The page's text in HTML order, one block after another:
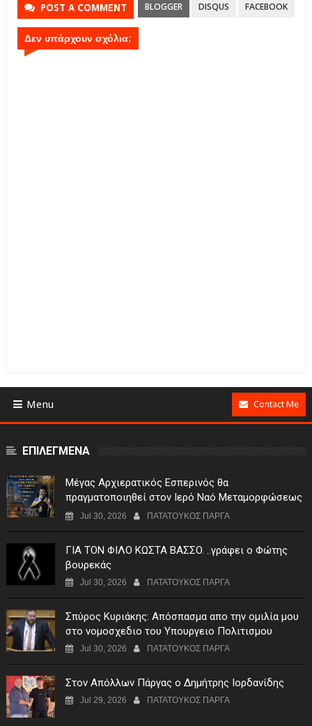
POST A COMMENT BLOGGER DISQUS FACEBOOK
Δεν υπάρχουν σχόλια:
Menu Contact Me
ΕΠΙΛΕΓΜΕΝΑ
Μέγας Αρχιερατικός Εσπερινός θα
πραγματοποιηθεί στον Ιερό Ναό Μεταμορφώσεως
του Σωτήρος Σταυροχωρίου στης 5 Αυγούστου
Jul 30, 2026 ΠΑΤΑΤΟΥΚΟΣ ΠΑΡΓΑ
ΓIA TON ΦIΛO KΩΣTA BAΣΣO. ..γράφει ο Φώτης
βουρεκάς
Jul 30, 2026 ΠΑΤΑΤΟΥΚΟΣ ΠΑΡΓΑ
Σπύρος Κυριάκης: Απόσπασμα απο την ομιλία μου
στο νομοσχεδιο του Υπουργειο Πολιτισμου
Jul 30, 2026 ΠΑΤΑΤΟΥΚΟΣ ΠΑΡΓΑ
Στον Απόλλων Πάργας ο Δημήτρης Ιορδανίδης
Jul 29, 2026 ΠΑΤΑΤΟΥΚΟΣ ΠΑΡΓΑ